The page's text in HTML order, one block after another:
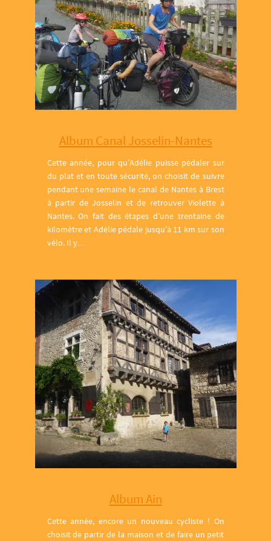
Album Canal Josselin-Nantes
Cette année, pour qu’Adélie puisse pédaler sur
du plat et en toute sécurité, on choisit de suivre
pendant une semaine le canal de Nantes à Brest
à partir de Josselin et de retrouver Violette à
Nantes. On fait des étapes d’une trentaine de
kilomètre et Adélie pédale jusqu’à 11 km sur son
vélo. Il y…
Album Ain
Cette année, encore un nouveau cycliste ! On
choisit de partir de la maison et de faire un petit